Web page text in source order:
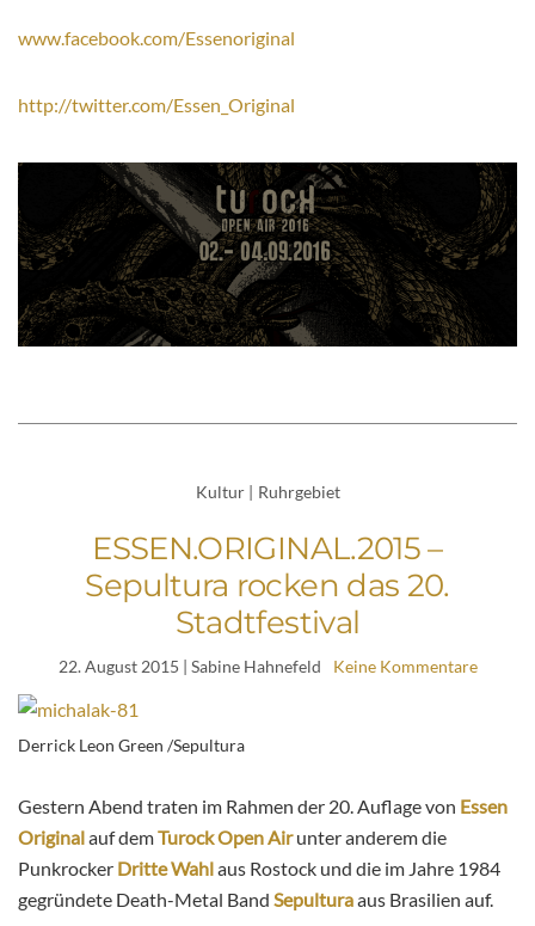
www.facebook.com/Essenoriginal
http://twitter.com/Essen_Original
Kultur | Ruhrgebiet
ESSEN.ORIGINAL.2015 –
Sepultura rocken das 20.
Stadtfestival
22. August 2015 | Sabine Hahnefeld Keine Kommentare
Derrick Leon Green /Sepultura
Gestern Abend traten im Rahmen der 20. Auflage von Essen
Originalauf demTurock Open Air unter anderem die
Punkrocker Dritte Wahlaus Rostock und die im Jahre 1984
gegründete Death-Metal Band Sepulturaaus Brasilien auf.